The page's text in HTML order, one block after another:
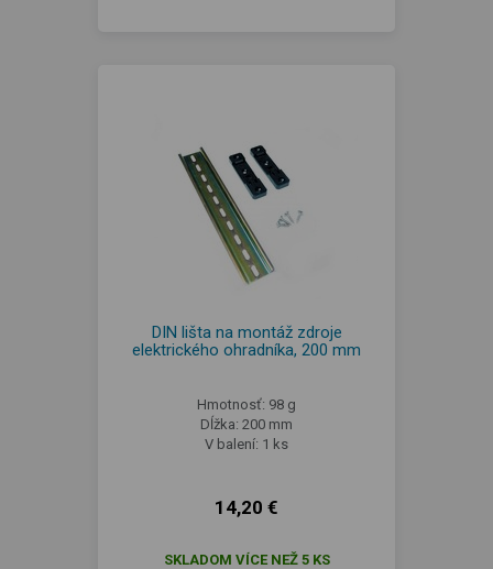
DIN lišta na montáž zdroje
elektrického ohradníka, 200 mm
Hmotnosť: 98 g
Dĺžka: 200 mm
V balení: 1 ks
14,20 €
SKLADOM VÍCE NEŽ 5 KS